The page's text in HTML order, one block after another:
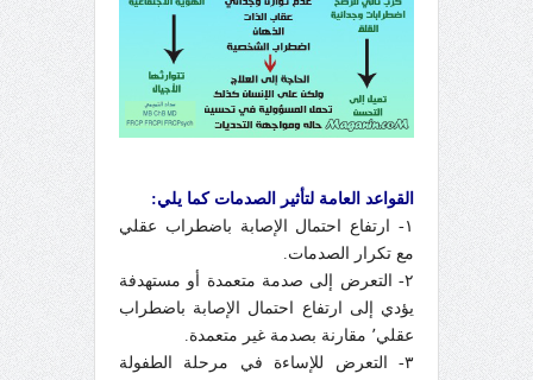
القواعد العامة لتأثير الصدمات كما يلي:
١- ارتفاع احتمال الإصابة باضطراب عقلي
مع تكرار الصدمات.
٢- التعرض إلى صدمة متعمدة أو مستهدفة
يؤدي إلى ارتفاع احتمال الإصابة باضطراب
عقلي٬ مقارنة بصدمة غير متعمدة.
٣- التعرض للإساءة في مرحلة الطفولة